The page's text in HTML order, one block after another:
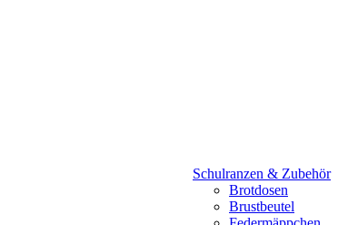
Schulranzen & Zubehör
Brotdosen
Brustbeutel